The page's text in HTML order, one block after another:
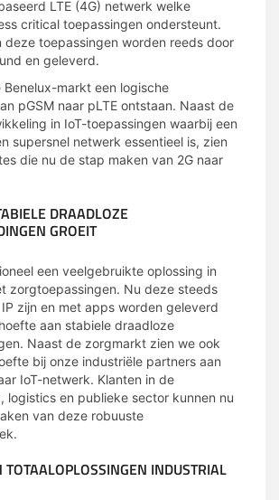
LTE (4G) netwerk welke
critical toepassingen ondersteunt.
deze toepassingen worden reeds door
en geleverd.
Benelux-markt een logische
pGSM naar pLTE ontstaan. Naast de
in IoT-toepassingen waarbij een
supersnel netwerk essentieel is, zien
die nu de stap maken van 2G naar
DRAADLOZE
GROEIT
een veelgebruikte oplossing in
zorgtoepassingen. Nu deze steeds
zijn en met apps worden geleverd
aan stabiele draadloze
Naast de zorgmarkt zien we ook
bij onze industriële partners aan
IoT-netwerk. Klanten in de
logistics en publieke sector kunnen nu
van deze robuuste
INDUSTRIAL